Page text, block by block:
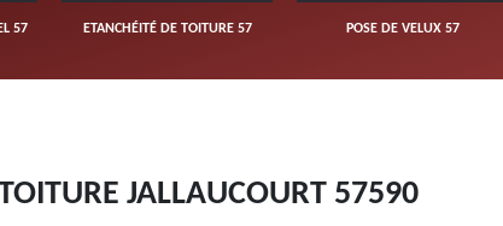
57 ETANCHÉITÉ DE TOITURE 57 POSE DE VELUX 57
JALLAUCOURT 57590